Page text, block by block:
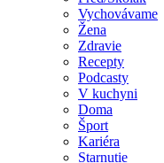
Vychovávame
Žena
Zdravie
Recepty
Podcasty
V kuchyni
Doma
Šport
Kariéra
Starnutie